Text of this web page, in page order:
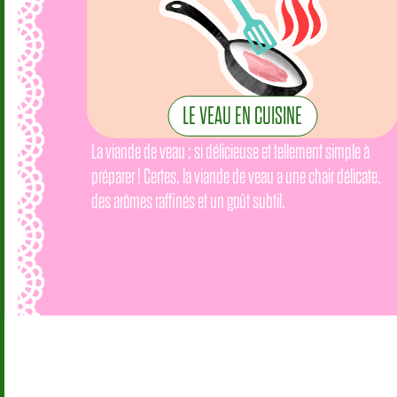
LE VEAU EN CUISINE
La viande de veau : si délicieuse et tellement simple à
préparer ! Certes, la viande de veau a une chair délicate,
des arômes raffinés et un goût subtil.